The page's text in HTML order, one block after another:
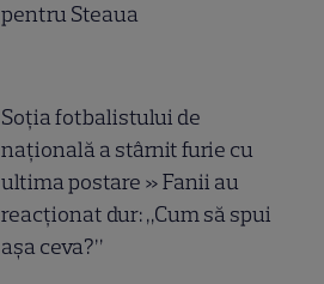
pentru Steaua
Soția fotbalistului de
națională a stârnit furie cu
ultima postare » Fanii au
reacționat dur: „Cum să spui
așa ceva?”